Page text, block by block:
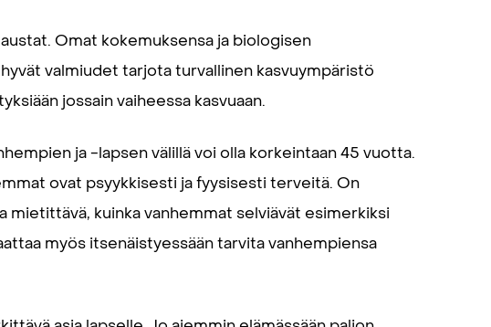
Omat kokemuksensa ja biologisen
valmiudet tarjota turvallinen kasvuympäristö
jossain vaiheessa kasvuaan.
ja -lapsen välillä voi olla korkeintaan 45 vuotta.
ovat psyykkisesti ja fyysisesti terveitä. On
mietittävä, kuinka vanhemmat selviävät esimerkiksi
myös itsenäistyessään tarvita vanhempiensa